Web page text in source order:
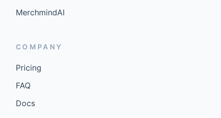
MerchmindAI
COMPANY
Pricing
FAQ
Docs